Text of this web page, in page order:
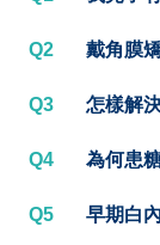
Q2 戴角膜
Q3 怎樣解
Q4 為何患
Q5 早期白